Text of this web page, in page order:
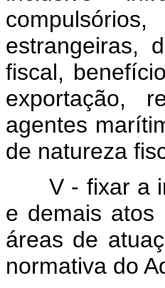
estrangeiras,
fiscal,
exportação,
agentes
de natureza
V - fixar a
e demais atos
áreas de
normativa do